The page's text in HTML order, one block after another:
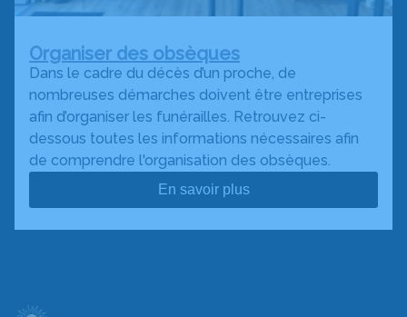
Organiser des obsèques
Dans le cadre du décès d’un proche, de
nombreuses démarches doivent être entreprises
afin d’organiser les funérailles. Retrouvez ci-
dessous toutes les informations nécessaires afin
de comprendre l'organisation des obsèques.
En savoir plus